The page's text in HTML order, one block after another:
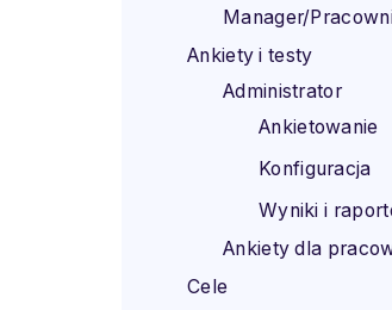
Manager/
Ankiety i testy
Administrator
Ankietowanie
Konfiguracja
Wyniki i
Ankiety dla
Cele